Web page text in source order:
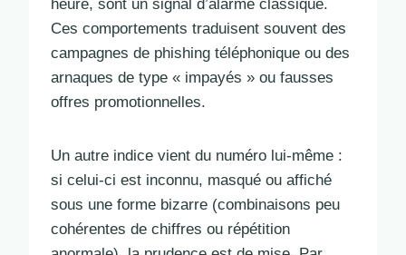
heure, sont un signal d’alarme classique.
Ces comportements traduisent souvent des
campagnes de phishing téléphonique ou des
arnaques de type « impayés » ou fausses
offres promotionnelles.
Un autre indice vient du numéro lui-même :
si celui-ci est inconnu, masqué ou affiché
sous une forme bizarre (combinaisons peu
cohérentes de chiffres ou répétition